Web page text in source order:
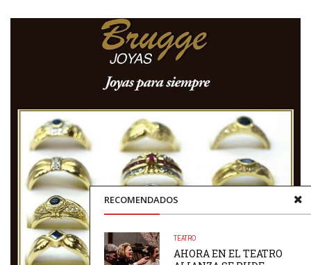
RECOMENDADOS
TEATRO
AHORA EN EL TEATRO